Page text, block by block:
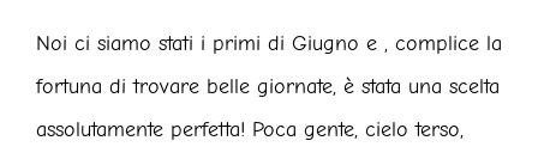
Noi ci siamo stati i primi di Giugno e , complice la
fortuna di trovare belle giornate, è stata una scelta
assolutamente perfetta! Poca gente, cielo terso,